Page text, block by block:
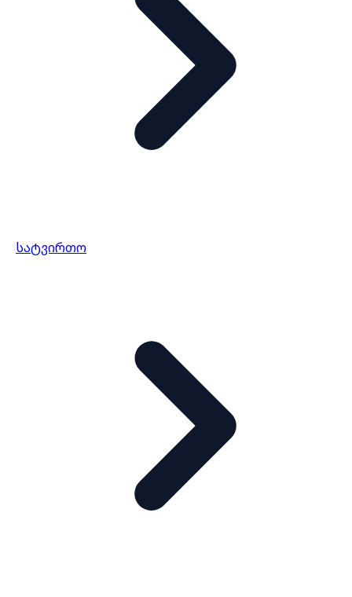
სატვირთო